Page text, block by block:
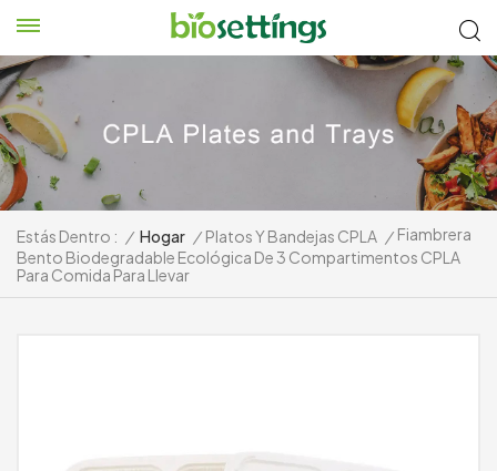
Estás Dentro : / Hogar / Platos Y Bandejas CPLA / Fiambrera
Bento Biodegradable Ecológica De 3 Compartimentos CPLA
Para Comida Para Llevar